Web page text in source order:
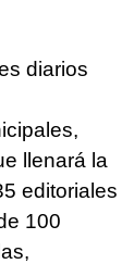
diarios
llenará la
editoriales
100